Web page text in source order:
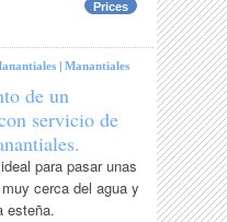
Prices
|Manantiales
de un
servicio de
para pasar unas
cerca del agua y
esteña.